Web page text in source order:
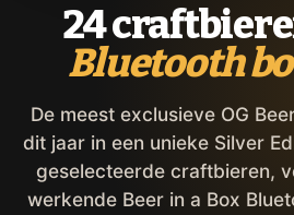
24
Bluetooth
De meest exclusieve OG
dit jaar in een unieke Silver
geselecteerde craftbieren,
werkende Beer in a Box